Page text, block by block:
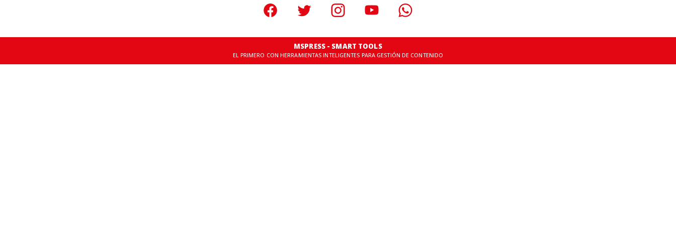
MSPRESS - SMART TOOLS
EL PRIMERO CON HERRAMIENTAS INTELIGENTES PARA GESTIÓN DE CONTENIDO